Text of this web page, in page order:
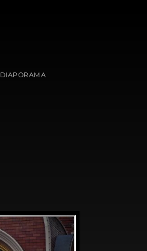
DIAPORAMA